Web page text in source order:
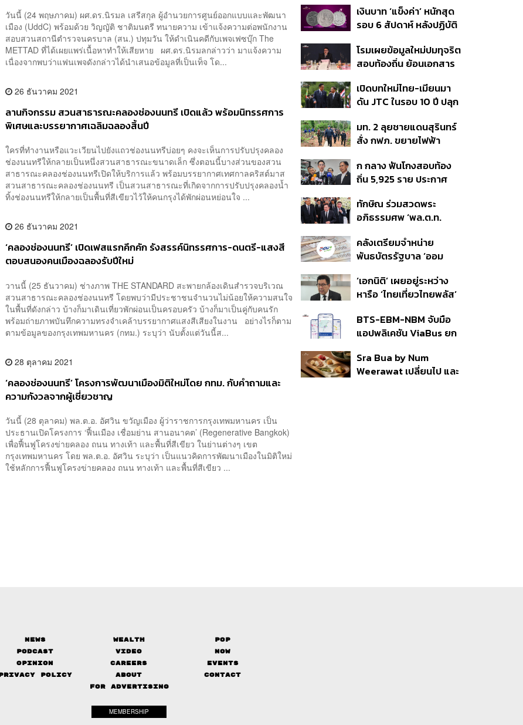
วันนี้ (24 พฤษภาคม) ผศ.ดร.นิรมล เสรีสกุล ผู้อำนวยการศูนย์ออกแบบและพัฒนา
เมือง (UddC) พร้อมด้วย วิญญัติ ชาติมนตรี ทนายความ เข้าแจ้งความต่อพนักงาน
สอบสวนสถานีตำรวจนครบาล (สน.) ปทุมวัน ให้ดำเนินคดีกับเพจเฟซบุ๊ก The
METTAD ที่ได้เผยแพร่เนื้อหาทำให้เสียหาย ผศ.ดร.นิรมลกล่าวว่า มาแจ้งความ
เนื่องจากพบว่าแฟนเพจดังกล่าวได้นำเสนอข้อมูลที่เป็นเท็จ โด...
26 ธันวาคม 2021
ลานกิจกรรม สวนสาธารณะคลองช่องนนทรี เปิดแล้ว พร้อมนิทรรศการ
พิเศษและบรรยากาศเฉลิมฉลองสิ้นปี
ใครที่ทำงานหรือแวะเวียนไปยังแถวช่องนนทรีบ่อยๆ คงจะเห็นการปรับปรุงคลอง
ช่องนนทรีให้กลายเป็นหนึ่งสวนสาธารณะขนาดเล็ก ซึ่งตอนนี้บางส่วนของสวน
สาธารณะคลองช่องนนทรีเปิดให้บริการแล้ว พร้อมบรรยากาศเทศกาลคริสต์มาส
สวนสาธารณะคลองช่องนนทรี เป็นสวนสาธารณะที่เกิดจากการปรับปรุงคลองน้ำ
ทิ้งช่องนนทรีให้กลายเป็นพื้นที่สีเขียวไว้ให้คนกรุงได้พักผ่อนหย่อนใจ ...
26 ธันวาคม 2021
‘คลองช่องนนทรี’ เปิดเฟสแรกคึกคัก รังสรรค์นิทรรศการ-ดนตรี-แสงสี
ตอบสนองคนเมืองฉลองรับปีใหม่
วานนี้ (25 ธันวาคม) ช่างภาพ THE STANDARD สะพายกล้องเดินสำรวจบริเวณ
สวนสาธารณะคลองช่องนนทรี โดยพบว่ามีประชาชนจำนวนไม่น้อยให้ความสนใจ
ในพื้นที่ดังกล่าว บ้างก็มาเดินเที่ยวพักผ่อนเป็นครอบครัว บ้างก็มาเป็นคู่กับคนรัก
พร้อมถ่ายภาพบันทึกความทรงจำเคล้าบรรยากาศแสงสีเสียงในงาน อย่างไรก็ตาม
ตามข้อมูลของกรุงเทพมหานคร (กทม.) ระบุว่า นับตั้งแต่วันนี้ส...
28 ตุลาคม 2021
‘คลองช่องนนทรี’ โครงการพัฒนาเมืองมิติใหม่โดย กทม. กับคำถามและ
ความกังวลจากผู้เชี่ยวชาญ
วันนี้ (28 ตุลาคม) พล.ต.อ. อัศวิน ขวัญเมือง ผู้ว่าราชการกรุงเทพมหานคร เป็น
ประธานเปิดโครงการ ‘ฟื้นเมือง เชื่อมย่าน สานอนาคต’ (Regenerative Bangkok)
เพื่อฟื้นฟูโครงข่ายคลอง ถนน ทางเท้า และพื้นที่สีเขียว ในย่านต่างๆ เขต
กรุงเทพมหานคร โดย พล.ต.อ. อัศวิน ระบุว่า เป็นแนวคิดการพัฒนาเมืองในมิติใหม่
ใช้หลักการฟื้นฟูโครงข่ายคลอง ถนน ทางเท้า และพื้นที่สีเขียว ...
เงินบาท ‘แข็งค่า’ หนักสุด
รอบ 6 สัปดาห์ หลังปฏิบัติ
สหรัฐฯ-ญี่ปุ่น Standard
Chartered เปิดเป้าสิ้นปีนี้
ต่อดอลลาร์
โรมเผยข้อมูลใหม่ปมทุจริต
สอบท้องถิ่น ย้อนเอกสาร
อนุทิน จ่อสอบต่อเอี่ยว
ตัดตอน ม.บูรพา หรือไม่
เปิดบทใหม่ไทย-เมียนมา
ดัน JTC ในรอบ 10 ปี ปลุก
ชายแดน ท่าเรือน้ำลึก
ทวาย
มท. 2 ลุยชายแดนสุรินทร์
สั่ง กฟภ. ขยายไฟฟ้า
350’ เสริมความมั่นคง
ชายแดน
ก กลาง ฟันโกงสอบท้อง
ถิ่น 5,925 ราย ประกาศ
ราย รอ ป.ป.ช. ขีดเส้นแล้ว
เสร็จ 31 ส.ค.
ทักษิณ ร่วมสวดพระ
อภิธรรมศพ ‘พล.ต.ท.
สิน’ สิริอายุ 103 ปี แกนนำ
เพื่อไทย-บุคคลหลาก
คลังเตรียมจำหน่าย
พันธบัตรรัฐบาล ‘ออม
ก.ย.นี้ อาจเพิ่มสัดส่วนการ
ขายแบบ Small Lot First
‘เอกนิติ’ เผยอยู่ระหว่าง
หารือ ‘ไทยเที่ยวไทยพลัส’
แสนล้าน มั่นใจงบต่อ ‘ไทย
ช่วยไทย พลัส’ เฟส 2 มี
BTS-EBM-NBM จับมือ
แอปพลิเคชัน ViaBus ยก
รถไฟฟ้า 3 สายแบบเรียล
ไทม์
Sra Bua by Num
Weerawat เปลี่ยนไป และ
News Wealth
Pop
Podcast
Video
Now
Opinion
Careers
Events
Privacy Policy
About
Contact
FOR ADVERTISING
MEMBERSHIP